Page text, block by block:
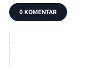
Dusun
0 KOMENTAR